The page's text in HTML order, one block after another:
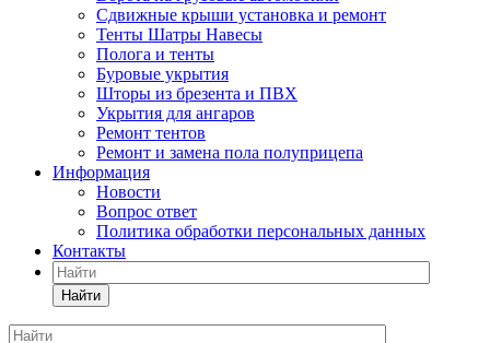
Сдвижные крыши установка и ремонт
Тенты Шатры Навесы
Полога и тенты
Буровые укрытия
Шторы из брезента и ПВХ
Укрытия для ангаров
Ремонт тентов
Ремонт и замена пола полуприцепа
Информация
Новости
Вопрос ответ
Политика обработки персональных данных
Контакты
Найти